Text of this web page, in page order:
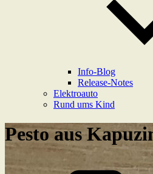
Info-Blog
Release-Notes
Elektroauto
Rund ums Kind
Pesto aus